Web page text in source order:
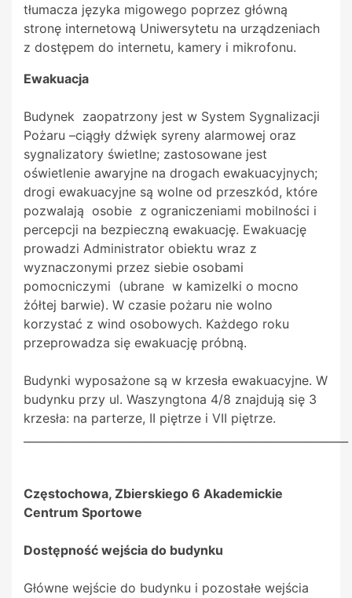
tłumacza języka migowego poprzez główną
stronę internetową Uniwersytetu na urządzeniach
z dostępem do internetu, kamery i mikrofonu.
Ewakuacja
Budynek zaopatrzony jest w System Sygnalizacji
Pożaru –ciągły dźwięk syreny alarmowej oraz
sygnalizatory świetlne; zastosowane jest
oświetlenie awaryjne na drogach ewakuacyjnych;
drogi ewakuacyjne są wolne od przeszkód, które
pozwalają osobie z ograniczeniami mobilności i
percepcji na bezpieczną ewakuację. Ewakuację
prowadzi Administrator obiektu wraz z
wyznaczonymi przez siebie osobami
pomocniczymi (ubrane w kamizelki o mocno
żółtej barwie). W czasie pożaru nie wolno
korzystać z wind osobowych. Każdego roku
przeprowadza się ewakuację próbną.
Budynki wyposażone są w krzesła ewakuacyjne. W
budynku przy ul. Waszyngtona 4/8 znajdują się 3
krzesła: na parterze, II piętrze i VII piętrze.
Częstochowa, Zbierskiego 6 Akademickie
Centrum Sportowe
Dostępność wejścia do budynku
Główne wejście do budynku i pozostałe wejścia